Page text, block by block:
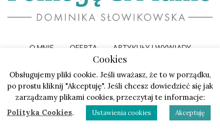
O MNIE OFERTA ARTYKUŁY I WYWIADY
REGULAMIN POLITYKA PRYWATNOŚCI
POLITYKA COOKIES
Cookies
Obsługujemy pliki cookie. Jeśli uważasz, że to w porządku,
po prostu kliknij "Akceptuję". Jeśli chcesz dowiedzieć się jak
zarządzamy plikami cookies, przeczytaj te informacje:
Polityka Cookies. Ustawienia cookies Akceptuję